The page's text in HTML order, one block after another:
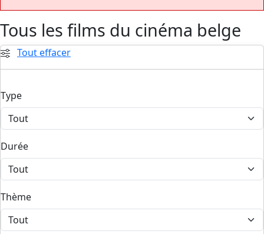
Tous les films du cinéma belge
Tout effacer
Type
Durée
Thème